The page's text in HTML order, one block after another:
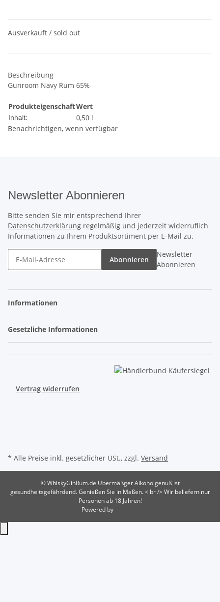
Ausverkauft / sold out
Beschreibung
Gunroom Navy Rum 65%
ProdukteigenschaftWert
Inhalt:
0,50 l
Benachrichtigen, wenn verfügbar
Newsletter Abonnieren
Bitte senden Sie mir entsprechend Ihrer
Datenschutzerklärung regelmäßig und jederzeit widerruflich
Informationen zu Ihrem Produktsortiment per E-Mail zu.
Abonnieren
Newsletter
Abonnieren
Informationen
Gesetzliche Informationen
Vertrag widerrufen
* Alle Preise inkl. gesetzlicher USt., zzgl. Versand
© WhiskyGinRum.de Übermäßger Alkoholgenuß ist
gesundheitsgefährdend. Genießen Sie in Maßen. < br /> Wir beliefern nur
Personen ab 18 Jahren!
Powered by